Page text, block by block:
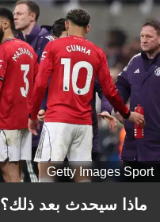
Getty Images Sport
ماذا سيحدث بعد ذلك؟